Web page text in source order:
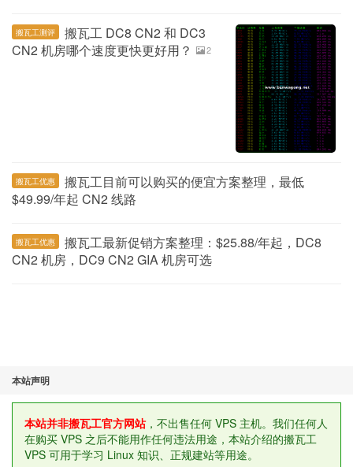
搬瓦工测评
搬瓦工 DC8 CN2 和 DC3
CN2 机房哪个速度更快更好用？
2
搬瓦工优惠
搬瓦工目前可以购买的便宜方案整理，最低
$49.99/年起 CN2 线路
搬瓦工优惠
搬瓦工最新促销方案整理：$25.88/年起，DC8
CN2 机房，DC9 CN2 GIA 机房可选
本站声明
本站并非搬瓦工官方网站，不出售任何 VPS 主机。我们任何人
在购买 VPS 之后不能用作任何违法用途，本站介绍的搬瓦工
VPS 可用于学习 Linux 知识、正规建站等用途。